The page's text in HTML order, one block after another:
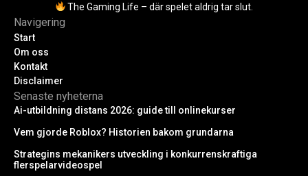
The Gaming Life – där spelet aldrig tar slut.
Navigering
Start
Om oss
Kontakt
Disclaimer
Senaste nyheterna
Ai-utbildning distans 2026: guide till onlinekurser
Vem gjorde Roblox? Historien bakom grundarna
Strategins mekanikers utveckling i konkurrenskraftiga
flerspelarvideospel